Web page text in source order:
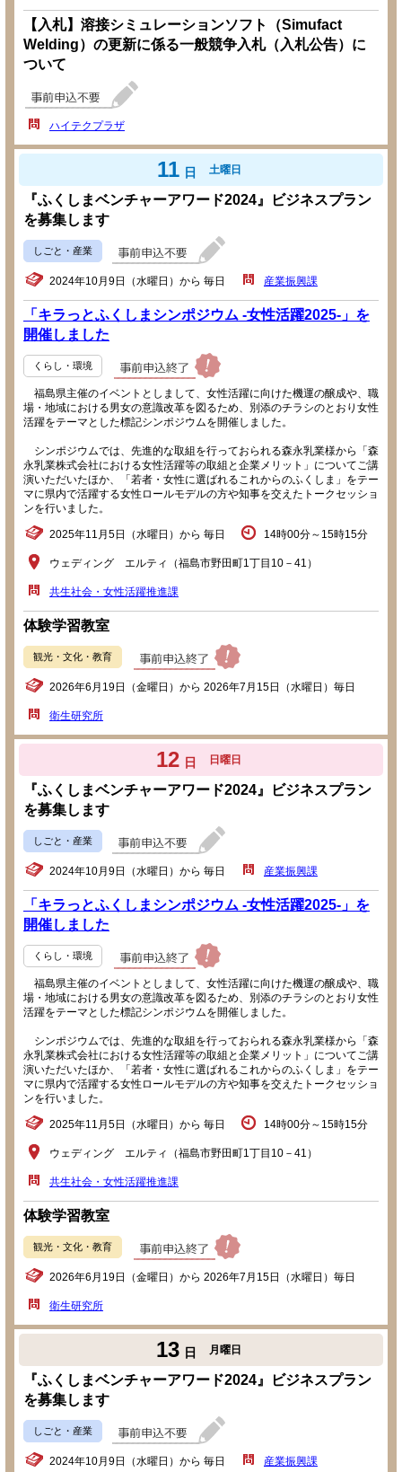
【入札】溶接シミュレーションソフト（Simufact
Welding）の更新に係る一般競争入札（入札公告）に
ついて
ハイテクプラザ
11 日 土曜日
『ふくしまベンチャーアワード2024』ビジネスプラン
を募集します
しごと・産業
2024年10月9日（水曜日）から 毎日 産業振興課
「キラっとふくしまシンポジウム -女性活躍2025-」を
開催しました
くらし・環境
福島県主催のイベントとしまして、女性活躍に向けた機運の醸成や、職
場・地域における男女の意識改革を図るため、別添のチラシのとおり女性
活躍をテーマとした標記シンポジウムを開催しました。
シンポジウムでは、先進的な取組を行っておられる森永乳業様から「森
永乳業株式会社における女性活躍等の取組と企業メリット」についてご講
演いただいたほか、「若者・女性に選ばれるこれからのふくしま」をテー
マに県内で活躍する女性ロールモデルの方や知事を交えたトークセッショ
ンを行いました。
2025年11月5日（水曜日）から 毎日 14時00分～15時15分
ウェディング エルティ（福島市野田町1丁目10－41）
共生社会・女性活躍推進課
体験学習教室
観光・文化・教育
2026年6月19日（金曜日）から 2026年7月15日（水曜日）毎日
衛生研究所
12 日 日曜日
『ふくしまベンチャーアワード2024』ビジネスプラン
を募集します
しごと・産業
2024年10月9日（水曜日）から 毎日 産業振興課
「キラっとふくしまシンポジウム -女性活躍2025-」を
開催しました
くらし・環境
福島県主催のイベントとしまして、女性活躍に向けた機運の醸成や、職
場・地域における男女の意識改革を図るため、別添のチラシのとおり女性
活躍をテーマとした標記シンポジウムを開催しました。
シンポジウムでは、先進的な取組を行っておられる森永乳業様から「森
永乳業株式会社における女性活躍等の取組と企業メリット」についてご講
演いただいたほか、「若者・女性に選ばれるこれからのふくしま」をテー
マに県内で活躍する女性ロールモデルの方や知事を交えたトークセッショ
ンを行いました。
2025年11月5日（水曜日）から 毎日 14時00分～15時15分
ウェディング エルティ（福島市野田町1丁目10－41）
共生社会・女性活躍推進課
体験学習教室
観光・文化・教育
2026年6月19日（金曜日）から 2026年7月15日（水曜日）毎日
衛生研究所
13 日 月曜日
『ふくしまベンチャーアワード2024』ビジネスプラン
を募集します
しごと・産業
2024年10月9日（水曜日）から 毎日 産業振興課